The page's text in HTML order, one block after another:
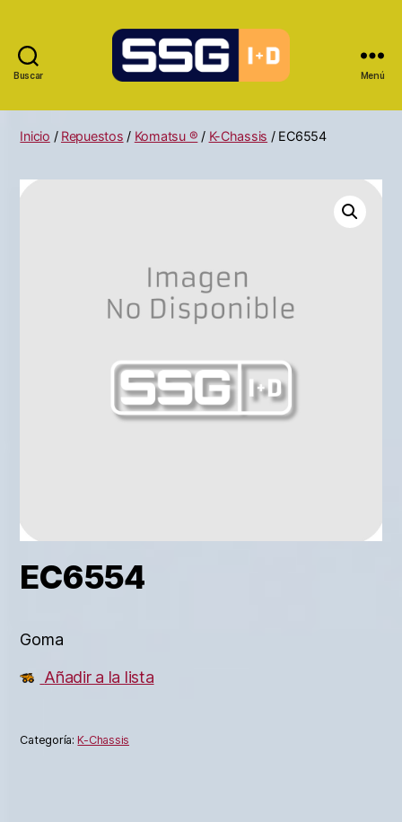
Buscar Menú
Inicio / Repuestos / Komatsu ® / K-Chassis / EC6554
EC6554
Goma
Añadir a la lista
Categoría:K-Chassis